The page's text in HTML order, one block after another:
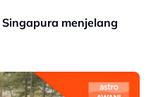
menjelang